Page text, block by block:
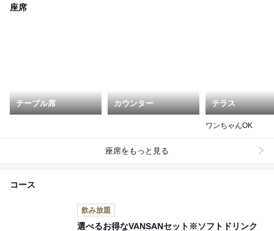
座席
テーブル席 カウンター テラス
ワンちゃんOK
座席をもっと見る
コース
飲み放題
選べるお得なVANSANセット※ソフトドリンク